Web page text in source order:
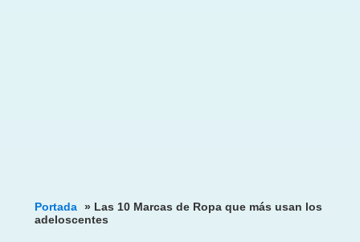
Portada » Las 10 Marcas de Ropa que más usan los
adeloscentes